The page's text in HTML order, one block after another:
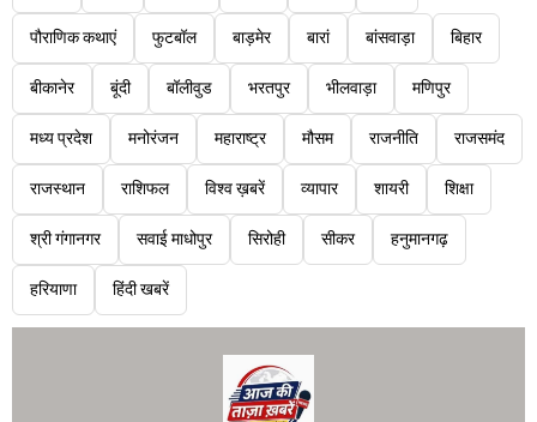
पौराणिक कथाएं फुटबॉल बाड़मेर बारां बांसवाड़ा बिहार
बीकानेर बूंदी बॉलीवुड भरतपुर भीलवाड़ा मणिपुर
मध्य प्रदेश मनोरंजन महाराष्ट्र मौसम राजनीति राजसमंद
राजस्थान राशिफल विश्व ख़बरें व्यापार शायरी शिक्षा
श्री गंगानगर सवाई माधोपुर सिरोही सीकर हनुमानगढ़
हरियाणा हिंदी खबरें